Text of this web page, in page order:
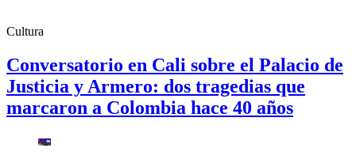
Cultura
Conversatorio en Cali sobre el Palacio de
Justicia y Armero: dos tragedias que
marcaron a Colombia hace 40 años